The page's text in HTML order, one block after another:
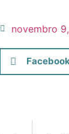
novembro